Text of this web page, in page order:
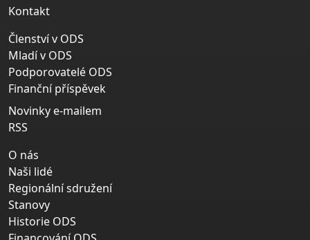
Kontakt
Členství v ODS
Mladí v ODS
Podporovatelé ODS
Finanční příspěvek
Novinky e-mailem
RSS
O nás
Naši lidé
Regionální sdružení
Stanovy
Historie ODS